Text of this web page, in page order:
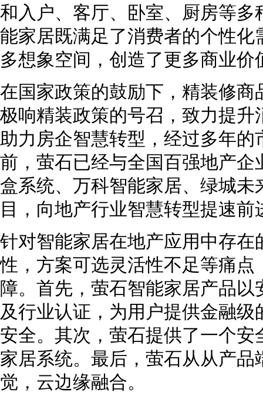
和入户、客厅、卧室、厨房等
能家居既满足了消费者的个性
多想象空间，创造了更多商业价
在国家政策的鼓励下，精装修
极响精装政策的号召，致力提
助力房企智慧转型，经过多年
前，萤石已经与全国百强地产
盒系统、万科智能家居、绿城
目，向地产行业智慧转型提速前
针对智能家居在地产应用中存
性，方案可选灵活性不足等痛
障。首先，萤石智能家居产品
及行业认证，为用户提供金融
安全。其次，萤石提供了一个
家居系统。最后，萤石从从产
觉，云边缘融合。